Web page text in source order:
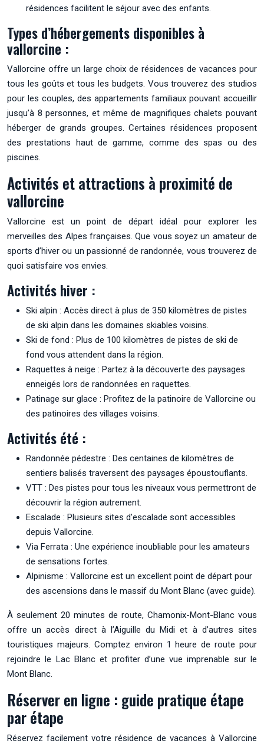
résidences facilitent le séjour avec des enfants.
Types d’hébergements disponibles à
vallorcine :
Vallorcine offre un large choix de résidences de vacances pour
tous les goûts et tous les budgets. Vous trouverez des studios
pour les couples, des appartements familiaux pouvant accueillir
jusqu’à 8 personnes, et même de magnifiques chalets pouvant
héberger de grands groupes. Certaines résidences proposent
des prestations haut de gamme, comme des spas ou des
piscines.
Activités et attractions à proximité de
vallorcine
Vallorcine est un point de départ idéal pour explorer les
merveilles des Alpes françaises. Que vous soyez un amateur de
sports d’hiver ou un passionné de randonnée, vous trouverez de
quoi satisfaire vos envies.
Activités hiver :
Ski alpin : Accès direct à plus de 350 kilomètres de pistes
de ski alpin dans les domaines skiables voisins.
Ski de fond : Plus de 100 kilomètres de pistes de ski de
fond vous attendent dans la région.
Raquettes à neige : Partez à la découverte des paysages
enneigés lors de randonnées en raquettes.
Patinage sur glace : Profitez de la patinoire de Vallorcine ou
des patinoires des villages voisins.
Activités été :
Randonnée pédestre : Des centaines de kilomètres de
sentiers balisés traversent des paysages époustouflants.
VTT : Des pistes pour tous les niveaux vous permettront de
découvrir la région autrement.
Escalade : Plusieurs sites d’escalade sont accessibles
depuis Vallorcine.
Via Ferrata : Une expérience inoubliable pour les amateurs
de sensations fortes.
Alpinisme : Vallorcine est un excellent point de départ pour
des ascensions dans le massif du Mont Blanc (avec guide).
À seulement 20 minutes de route, Chamonix-Mont-Blanc vous
offre un accès direct à l’Aiguille du Midi et à d’autres sites
touristiques majeurs. Comptez environ 1 heure de route pour
rejoindre le Lac Blanc et profiter d’une vue imprenable sur le
Mont Blanc.
Réserver en ligne : guide pratique étape
par étape
Réservez facilement votre résidence de vacances à Vallorcine